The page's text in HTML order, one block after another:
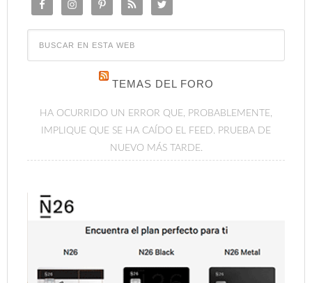
TEMAS DEL FORO
HA OCURRIDO UN ERROR QUE, PROBABLEMENTE,
IMPLIQUE QUE SE HA CAÍDO EL FEED. PRUEBA DE
NUEVO MÁS TARDE.